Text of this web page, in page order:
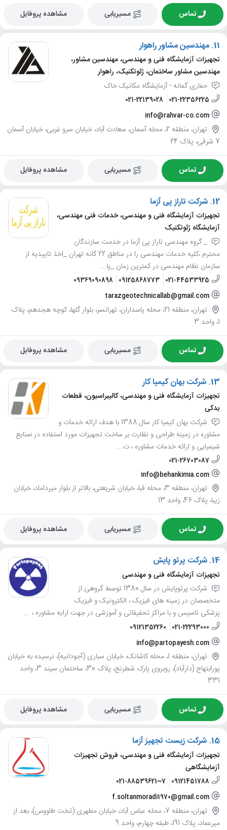
تماس مسیریابی مشاهده پروفایل
11. مهندسین مشاور راهوار
تجهیزات آزمایشگاه فنی و مهندسی، مهندسین مشاور،
مهندسین مشاور ساختمان، ژئوتکنیک، راهوار
حفاری گمانه - آزمایشگاه مکانیک خاک
021-22356225
021-22139028
info@rahvar-co.com
تهران، منطقه 2، محله آسمان، سعادت آباد، خیابان سرو غربی، خیابان آسمان
7 شرقی، پلاک 24
تماس مسیریابی مشاهده پروفایل
12. شرکت تاراز پی آزما
تجهیزات آزمایشگاه فنی و مهندسی، خدمات فنی مهندسی،
آزمایشگاه ژئوتکنیک
_ گروه مهندسی تاراز پی آزما در خدمت سازندگان
محترم ،کلیه خدمات مهندسی را در مناطق 22 گانه تهران _اخذ تاییدیه از
سازمان نظام مهندسی در کمترین زمان _پا...
021-44533925
09125868773
09369090898
tarazgeotechnicallab@gmail.com
تهران، منطقه 21، محله پاسداران، تهرانسر، بلوار گلها، کوچه هجدهم، پلاک
1، واحد 3
تماس مسیریابی مشاهده پروفایل
13. شرکت بهان کیمیا کار
تجهیزات آزمایشگاه فنی و مهندسی، کالیبراسیون، قطعات
یدکی
شرکت بهان کیمیا کار سال 1388 با هدف ارائه خدمات و
مشاوره در زمینه طراحی و نظارت بر ساخت تجهیزات مورد استفاده در صنایع
شیمیایی و ارائه خدمات مشاوره ، ت...
021-26703087
info@behankimia.com
تهران، منطقه 3، محله قبا، خیابان شریعتی، بالاتر از بلوار میرداماد، خیابان
زیبا، پلاک 46، واحد 13
تماس مسیریابی مشاهده پروفایل
14. شرکت پرتو پایش
تجهیزات آزمایشگاه فنی و مهندسی
شرکت پرتوپایش در سال 1380 توسط گروهی از
متخصصان در زمینه های فیزیک ، الکترونیک و فیزیک
پزشکی تاسیس و با مراکز تحقیقاتی و آموزشی در جهت ارایه مشاوره ، ...
021-22293000
09121352260
info@partopayesh.com
تهران، منطقه 1، محله کاشانک، خیابان سباری (آجودانیه)، نرسیده به خیابان
پورابتهاج (دارآباد)، روبروی پارک شطرنج، پلاک 30، ساختمان سپند 3، واحد
331
تماس مسیریابی مشاهده پروفایل
15. شرکت زیست تجهیز آزما
تجهیزات آزمایشگاه فنی و مهندسی، فروش تجهیزات
آزمایشگاهی
09121451788
021-88539621~7
f.soltanmoradi1970@gmail.com
تهران، منطقه 7، محله عباس آباد، خیابان مطهری (تخت طاووس)، بعد از
میرعماد، پلاک 191، طبقه چهارم، واحد 9